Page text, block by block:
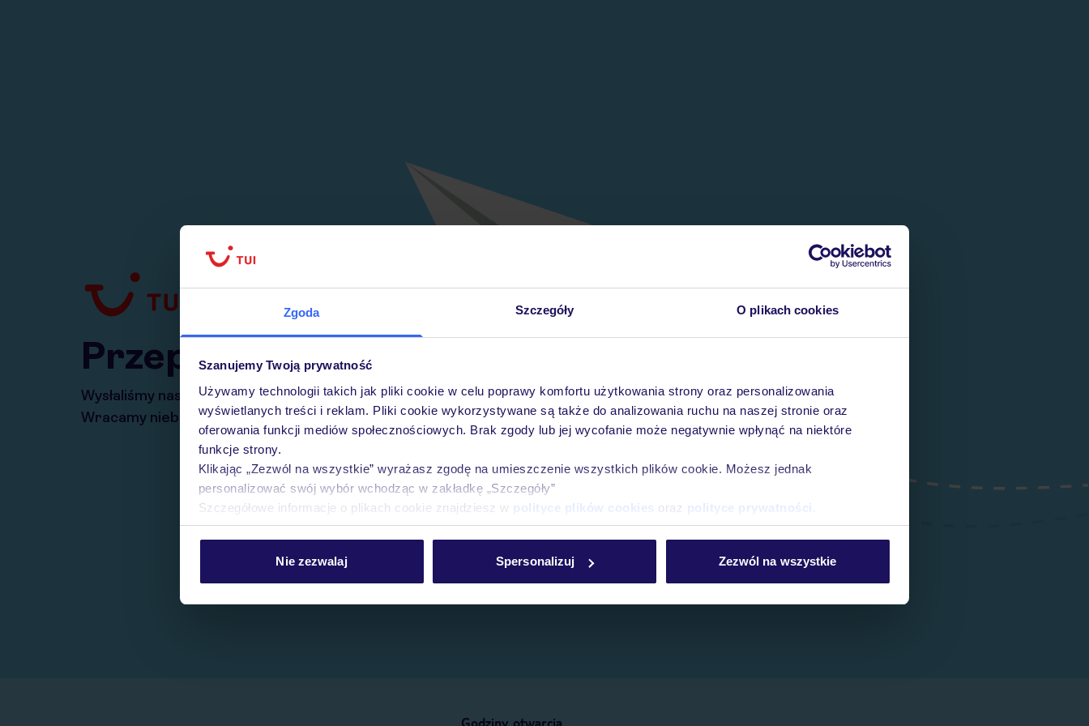
Zgoda Szczegóły O plikach cookies
Szanujemy Twoją prywatność
Używamy technologii takich jak pliki cookie w celu poprawy komfortu użytkowania strony oraz personalizowania
wyświetlanych treści i reklam. Pliki cookie wykorzystywane są także do analizowania ruchu na naszej stronie oraz
oferowania funkcji mediów społecznościowych. Brak zgody lub jej wycofanie może negatywnie wpłynąć na niektóre
funkcje strony.
Klikając „Zezwól na wszystkie” wyrażasz zgodę na umieszczenie wszystkich plików cookie. Możesz jednak
personalizować swój wybór wchodząc w zakładkę „Szczegóły”
Szczegółowe informacje o plikach cookie znajdziesz w polityce plików cookies oraz polityce prywatności
Nie zezwalaj Spersonalizuj Zezwól na wszystkie
Przepraszamy
Wysłaliśmy nasz serwis na krótkie wakacje.
Wracamy niebawem!
Godziny otwarcia